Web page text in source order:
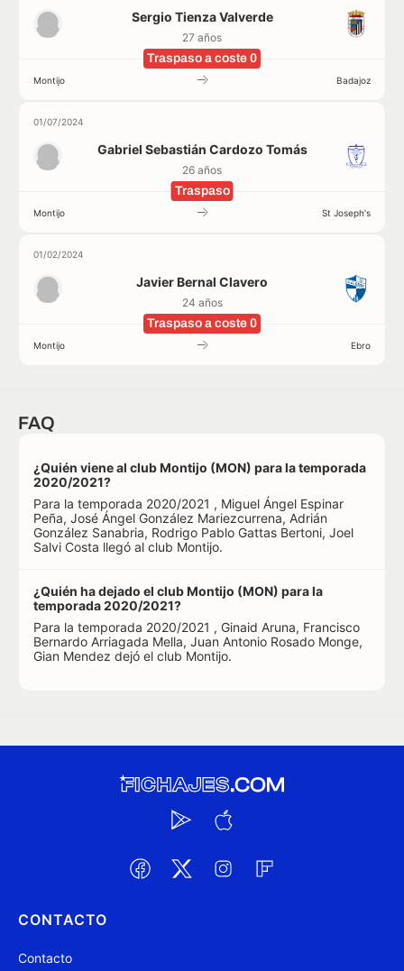
Sergio Tienza Valverde
27 años
Traspaso a coste 0
Montijo Badajoz
01/07/2024
Gabriel Sebastián Cardozo Tomás
26 años
Traspaso
Montijo St Joseph's
01/02/2024
Javier Bernal Clavero
24 años
Traspaso a coste 0
Montijo Ebro
FAQ
¿Quién viene al club Montijo (MON) para la temporada
2020/2021?
Para la temporada 2020/2021 , Miguel Ángel Espinar
Peña, José Ángel González Mariezcurrena, Adrián
González Sanabria, Rodrigo Pablo Gattas Bertoni, Joel
Salvi Costa llegó al club Montijo.
¿Quién ha dejado el club Montijo (MON) para la
temporada 2020/2021?
Para la temporada 2020/2021 , Ginaid Aruna, Francisco
Bernardo Arriagada Mella, Juan Antonio Rosado Monge,
Gian Mendez dejó el club Montijo.
CONTACTO
Contacto